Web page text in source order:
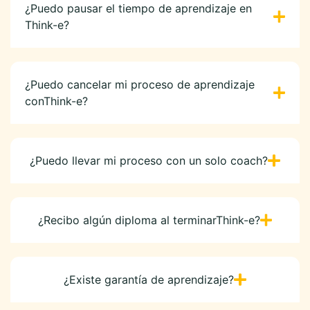
¿Puedo pausar el tiempo de aprendizaje en
Think-e?
¿Puedo cancelar mi proceso de aprendizaje
conThink-e?
¿Puedo llevar mi proceso con un solo coach?
¿Recibo algún diploma al terminarThink-e?
¿Existe garantía de aprendizaje?